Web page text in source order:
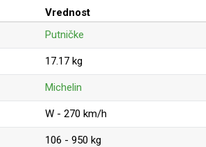
Vrednost
Putničke
17.17 kg
Michelin
W - 270 km/h
106 - 950 kg